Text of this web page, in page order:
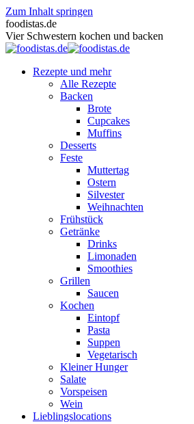
Zum Inhalt springen
foodistas.de
Vier Schwestern kochen und backen
Rezepte und mehr
Alle Rezepte
Backen
Brote
Cupcakes
Muffins
Desserts
Feste
Muttertag
Ostern
Silvester
Weihnachten
Frühstück
Getränke
Drinks
Limonaden
Smoothies
Grillen
Saucen
Kochen
Eintopf
Pasta
Suppen
Vegetarisch
Kleiner Hunger
Salate
Vorspeisen
Wein
Lieblingslocations